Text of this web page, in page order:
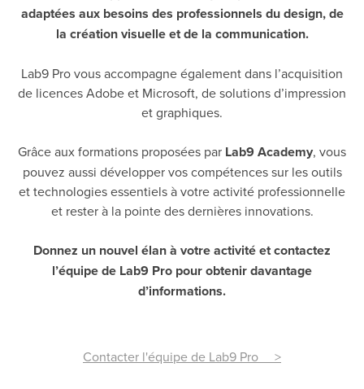
adaptées aux besoins des professionnels du design, de
la création visuelle et de la communication.
Lab9 Pro vous accompagne également dans l’acquisition
de licences Adobe et Microsoft, de solutions d’impression
et graphiques.
Grâce aux formations proposées par Lab9 Academy, vous
pouvez aussi développer vos compétences sur les outils
et technologies essentiels à votre activité professionnelle
et rester à la pointe des dernières innovations.
Donnez un nouvel élan à votre activité et contactez
l’équipe de Lab9 Pro pour obtenir davantage
d’informations.
Contacter l'équipe de Lab9 Pro >